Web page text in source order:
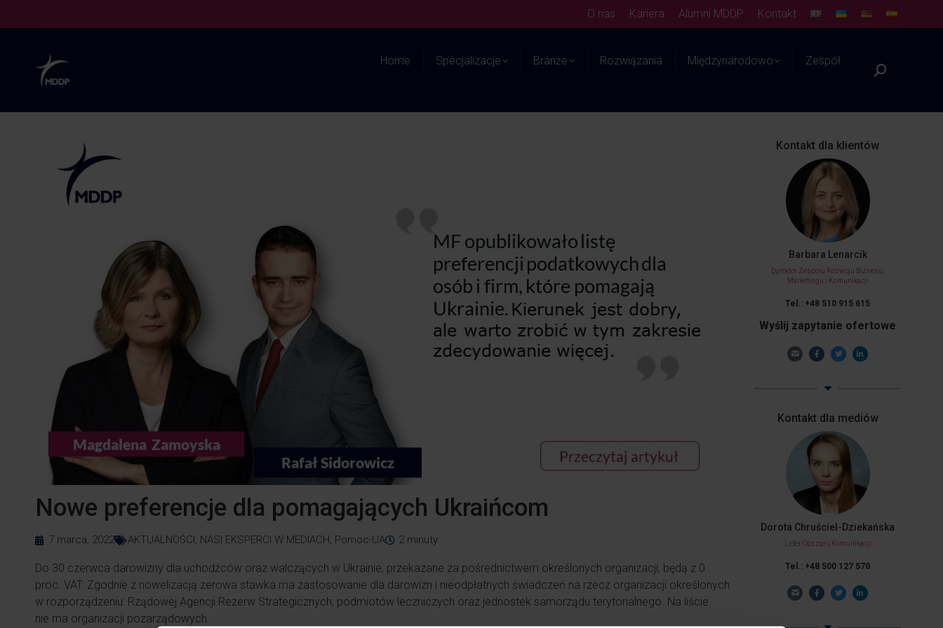
O nas Kariera Alumni MDDP Kontakt
Home Specjalizacje Branże Rozwiązania Międzynarodowo Zespół
Nowe preferencje dla pomagających Ukraińcom
7 marca, 2022 AKTUALNOŚCI, NASI EKSPERCI W MEDIACH, Pomoc-UA 2 minuty
Do 30 czerwca darowizny dla uchodźców oraz walczących w Ukrainie, przekazane za pośrednictwem określonych organizacji, będą z 0
proc. VAT. Zgodnie z nowelizacją zerowa stawka ma zastosowanie dla darowizn i nieodpłatnych świadczeń na rzecz organizacji określonych
w rozporządzeniu: Rządowej Agencji Rezerw Strategicznych, podmiotów leczniczych oraz jednostek samorządu terytorialnego. Na liście
nie ma organizacji pozarządowych.
Kontakt dla klientów
Barbara Lenarcik
Dyrektor Zespołu Rozwoju Biznesu,
Marketingu i Komunikacji
Tel.: +48 510 915 615
Wyślij zapytanie ofertowe
Kontakt dla mediów
Dorota Chruściel-Dziekańska
Lider Obszaru Komunikacji
Tel.: +48 500 127 570